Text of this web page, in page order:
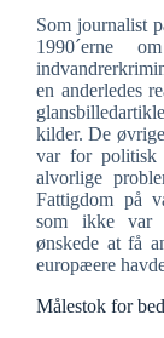
Som journalist
1990´erne
en anderledes
kilder. De
var for politisk
alvorlige
Fattigdom på
som ikke var
ønskede at få
europæere
Målestok for